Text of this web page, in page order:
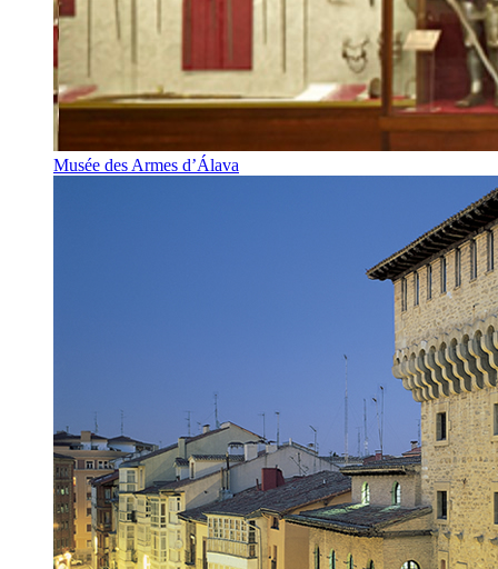
Musée des Armes d’Álava